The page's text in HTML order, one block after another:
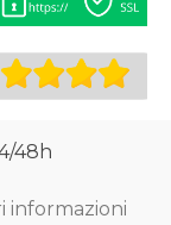
48h
informazioni